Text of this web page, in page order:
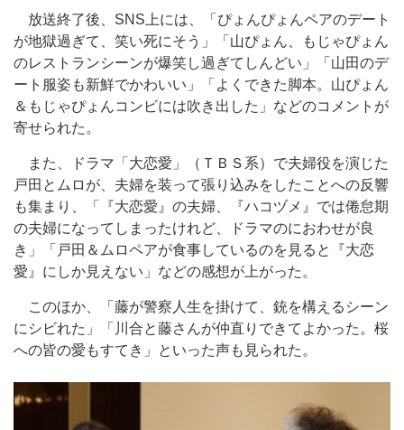
放送終了後、SNS上には、「ぴょんぴょんペアのデート
が地獄過ぎて、笑い死にそう」「山ぴょん、もじゃぴょん
のレストランシーンが爆笑し過ぎてしんどい」「山田のデ
ート服姿も新鮮でかわいい」「よくできた脚本。山ぴょん
＆もじゃぴょんコンビには吹き出した」などのコメントが
寄せられた。
また、ドラマ「大恋愛」（ＴＢＳ系）で夫婦役を演じた
戸田とムロが、夫婦を装って張り込みをしたことへの反響
も集まり、「『大恋愛』の夫婦、『ハコヅメ』では倦怠期
の夫婦になってしまったけれど、ドラマのにおわせが良
き」「戸田＆ムロペアが食事しているのを見ると『大恋
愛』にしか見えない」などの感想が上がった。
このほか、「藤が警察人生を掛けて、銃を構えるシーン
にシビれた」「川合と藤さんが仲直りできてよかった。桜
への皆の愛もすてき」といった声も見られた。